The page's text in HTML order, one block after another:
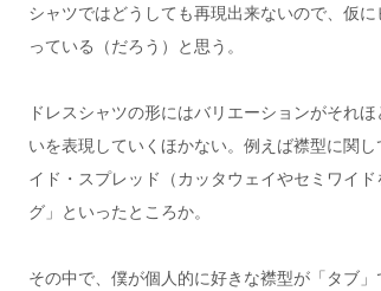
シャツではどうしても再現出来ないので、仮
っている（だろう）と思う。
ドレスシャツの形にはバリエーションがそれ
いを表現していくほかない。例えば襟型に関
イド・スプレッド（カッタウェイやセミワイ
グ」といったところか。
その中で、僕が個人的に好きな襟型が「タブ